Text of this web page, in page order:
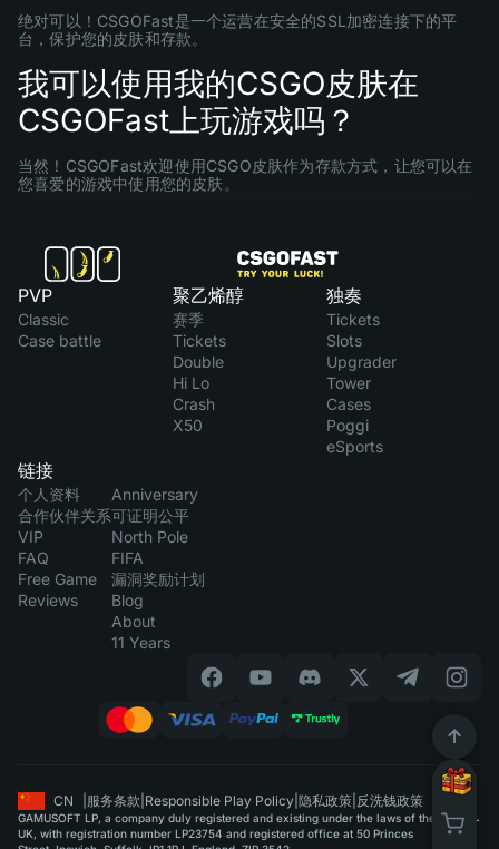
绝对可以！CSGOFast是一个运营在安全的SSL加密连接下的平
台，保护您的皮肤和存款。
我可以使用我的CSGO皮肤在
CSGOFast上玩游戏吗？
当然！CSGOFast欢迎使用CSGO皮肤作为存款方式，让您可以在
您喜爱的游戏中使用您的皮肤。
PVP
Classic
Case battle
聚乙烯醇
赛季
Tickets
Double
Hi Lo
Crash
X50
独奏
Tickets
Slots
Upgrader
Tower
Cases
Poggi
eSports
链接
个人资料
合作伙伴关系
VIP
FAQ
Free Game
Reviews
Anniversary
可证明公平
North Pole
FIFA
漏洞奖励计划
Blog
About
11 Years
CN 服务条款 Responsible Play Policy 隐私政策 反洗钱政策
GAMUSOFT LP, a company duly registered and existing under the laws of the
UK, with registration number LP23754 and registered office at 50 Princes